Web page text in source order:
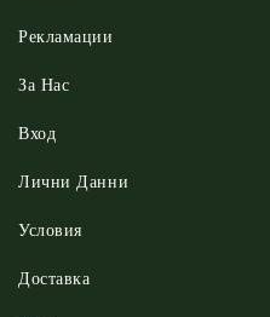
Рекламации
За Нас
Вход
Лични Данни
Условия
Доставка